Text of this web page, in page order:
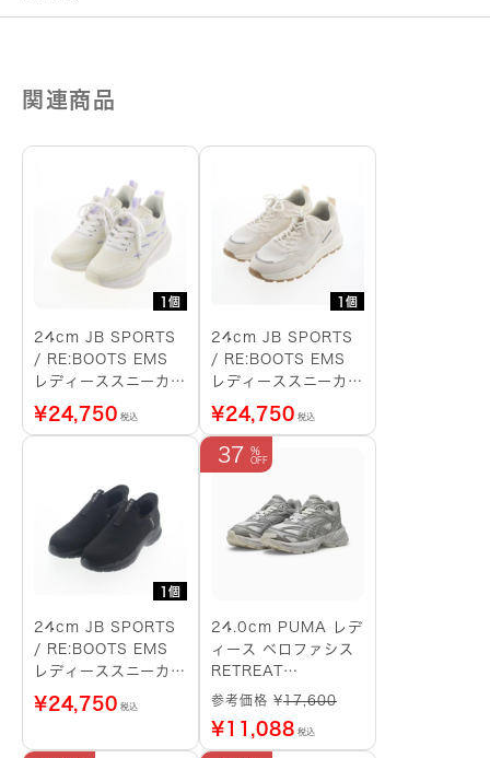
関連商品
1個
24cm JB SPORTS
/ RE:BOOTS EMS
レディーススニーカー
（パープル）
¥24,750 税込
1個
24cm JB SPORTS
/ RE:BOOTS EMS
レディーススニーカー
（白）
¥24,750 税込
1個
24cm JB SPORTS
/ RE:BOOTS EMS
レディーススニーカー
（黒）
¥24,750 税込
37
24.0cm PUMA レデ
ィース ベロファシス
RETREAT
YOURSELF スニーカ
参考価格 ¥17,600
¥11,088 税込